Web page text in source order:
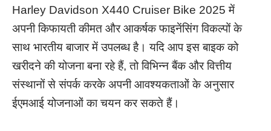
Harley Davidson X440 Cruiser Bike 2025 में
अपनी किफायती कीमत और आकर्षक फाइनेंसिंग विकल्पों के
साथ भारतीय बाजार में उपलब्ध है। यदि आप इस बाइक को
खरीदने की योजना बना रहे हैं, तो विभिन्न बैंक और वित्तीय
संस्थानों से संपर्क करके अपनी आवश्यकताओं के अनुसार
ईएमआई योजनाओं का चयन कर सकते हैं।